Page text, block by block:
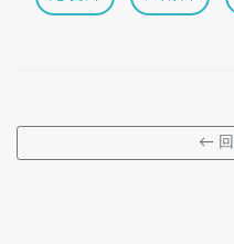
← 回